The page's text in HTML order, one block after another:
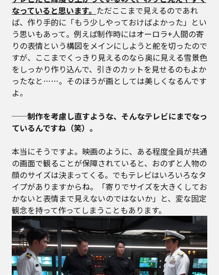
なっていると思います。 ただここまで見えるのであれ
ば、作り手的に「もう少しやっておけばよかった」とい
う思いもあって。例えば制作時にはオーロラ+人間の寄
りの表情という構図をメインにしようと舵を切ったので
すが、ここまでくっきり見えるのなら奥に見える雪景色
をしっかり作り込んで、引きのカットを見せるのもよか
ったなと……。そのほうが画としては美しくなるんです
よ。
──制作を考慮し直すような、そんなテレビにまでなっ
ているんですね（笑）。
本当にそうですよ。映画のように、ある程度全員が共通
の画面で観ることが保障されていると、おのずと人物の
顔のサイズは決まってくる。でもテレビはいろいろなタ
イプがありますからね。「寄りでサイズを大きくしてお
かないと表情まで見えないのではないか」と、変な固定
観念を持って作ってしまうこともあります。